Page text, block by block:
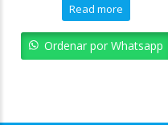
Read more
Ordenar por Whatsapp